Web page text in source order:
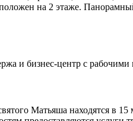
на 2 этаже.
и бизнес-центр с
Матьяша находятся в